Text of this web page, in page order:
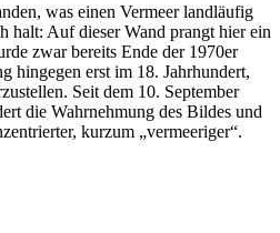
was einen Vermeer landläufig
halt: Auf dieser Wand prangt hier ein
zwar bereits Ende der 1970er
hingegen erst im 18. Jahrhundert,
Seit dem 10. September
die Wahrnehmung des Bildes und
kurzum „vermeeriger“.